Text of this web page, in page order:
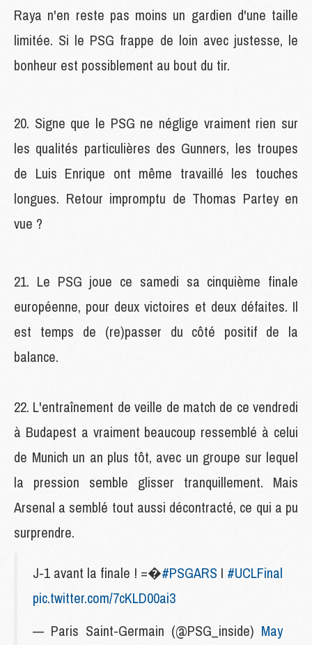
Raya n'en reste pas moins un gardien d'une taille
limitée. Si le PSG frappe de loin avec justesse, le
bonheur est possiblement au bout du tir.
20. Signe que le PSG ne néglige vraiment rien sur
les qualités particulières des Gunners, les troupes
de Luis Enrique ont même travaillé les touches
longues. Retour impromptu de Thomas Partey en
vue ?
21. Le PSG joue ce samedi sa cinquième finale
européenne, pour deux victoires et deux défaites. Il
est temps de (re)passer du côté positif de la
balance.
22. L'entraînement de veille de match de ce vendredi
à Budapest a vraiment beaucoup ressemblé à celui
de Munich un an plus tôt, avec un groupe sur lequel
la pression semble glisser tranquillement. Mais
Arsenal a semblé tout aussi décontracté, ce qui a pu
surprendre.
J-1 avant la finale ! =�#PSGARS I #UCLFinal
pic.twitter.com/7cKLD00ai3
— Paris Saint-Germain (@PSG_inside) May